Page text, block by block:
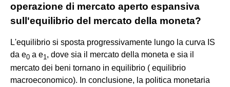
operazione di mercato aperto espansiva
sull'equilibrio del mercato della moneta?
L'equilibrio si sposta progressivamente lungo la curva IS
da e0 a e1 , dove sia il mercato della moneta e sia il
mercato dei beni tornano in equilibrio ( equilibrio
macroeconomico). In conclusione, la politica monetaria